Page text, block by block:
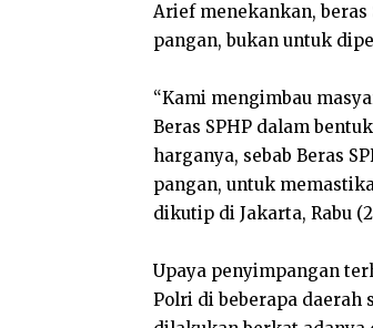
Arief menekankan,
pangan, bukan untuk
“Kami mengimbau
Beras SPHP dalam
harganya, sebab Beras
pangan, untuk
dikutip di Jakarta, Rabu
Upaya penyimpangan
Polri di beberapa daerah